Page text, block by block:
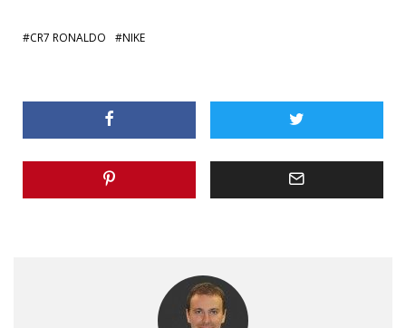
CR7 RONALDO NIKE